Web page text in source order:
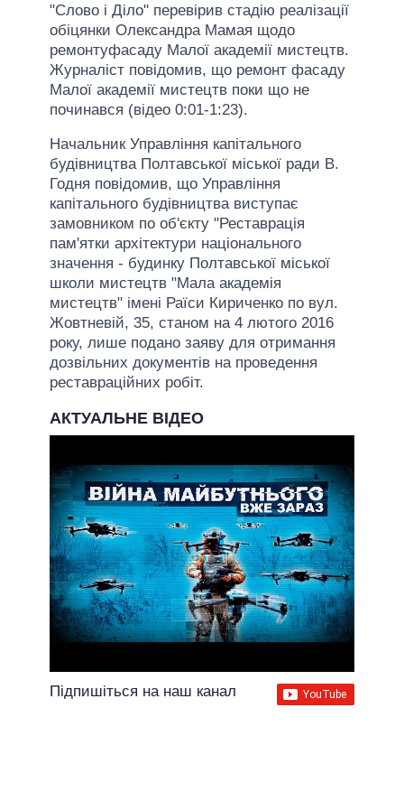
"Слово і Діло" перевірив стадію реалізації
обіцянки Олександра Мамая щодо
ремонтуфасаду Малої академії мистецтв.
Журналіст повідомив, що ремонт фасаду
Малої академії мистецтв поки що не
починався (відео 0:01-1:23).
Начальник Управління капітального
будівництва Полтавської міської ради В.
Годня повідомив, що Управління
капітального будівництва виступає
замовником по об'єкту "Реставрація
пам'ятки архітектури національного
значення - будинку Полтавської міської
школи мистецтв "Мала академія
мистецтв" імені Раїси Кириченко по вул.
Жовтневій, 35, станом на 4 лютого 2016
року, лише подано заяву для отримання
дозвільних документів на проведення
реставраційних робіт.
АКТУАЛЬНЕ ВІДЕО
Підпишіться на наш канал